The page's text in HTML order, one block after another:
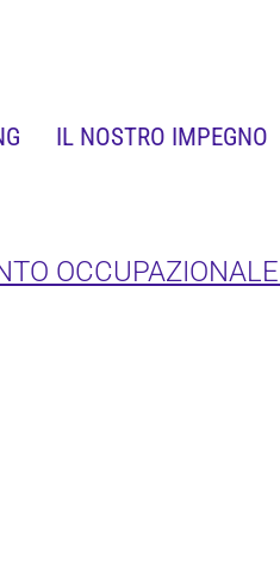
IL NOSTRO IMPEGNO